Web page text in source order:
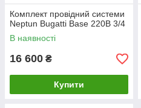
Комплект провідний системи
Neptun Bugatti Base 220B 3/4
В наявності
16 600 ₴
Купити